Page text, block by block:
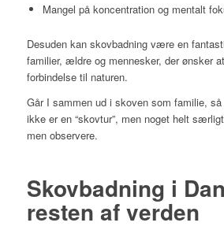
Mangel på koncentration og mentalt
Desuden kan skovbadning være en
familier, ældre og mennesker, der ønsker
forbindelse til naturen.
Går I sammen ud i skoven som familie,
ikke er en “skovtur”, men noget helt
men observere.
Skovbadning i
resten af verden